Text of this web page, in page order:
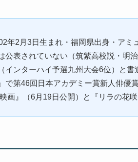
年2月3日生まれ・福岡県出身・アミ
公表されていない（筑紫高校説・明
インターハイ予選九州大会6位）と書
で第46回日本アカデミー賞新人俳優
画』（6月19日公開）と『リラの花